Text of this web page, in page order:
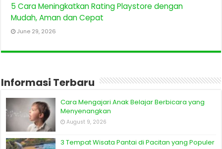
5 Cara Meningkatkan Rating Playstore dengan
Mudah, Aman dan Cepat
June 29, 2026
Informasi Terbaru
Cara Mengajari Anak Belajar Berbicara yang
Menyenangkan
August 9, 2026
3 Tempat Wisata Pantai di Pacitan yang Populer